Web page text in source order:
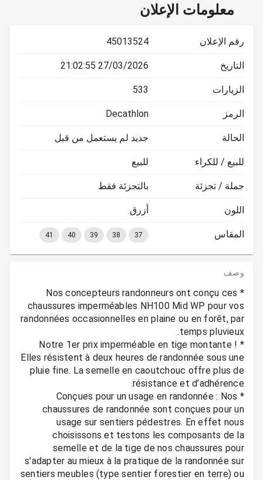
معلومات الإعلان
رقم الإعلان 45013524
التاريخ 27/03/2026 21:02:55
الزيارات 533
الرمز Decathlon
الحالة جديد لم يستعمل من قبل
للبيع / للكراء للبيع
جملة / تجزئة بالتجزئة فقط
اللون أزرق
المقاس 37
38
39
40
41
وصف
* Nos concepteurs randonneurs ont conçu ces
chaussures imperméables NH100 Mid WP pour vos
randonnées occasionnelles en plaine ou en forêt, par
* Notre 1er prix imperméable en tige montante !
Elles résistent à deux heures de randonnée sous une
pluie fine. La semelle en caoutchouc offre plus de
* Conçues pour un usage en randonnée : Nos
chaussures de randonnée sont conçues pour un
usage sur sentiers pédestres. En effet nous
choisissons et testons les composants de la
semelle et de la tige de nos chaussures pour
s'adapter au mieux à la pratique de la randonnée sur
sentiers meubles (type sentier forestier en terre) ou